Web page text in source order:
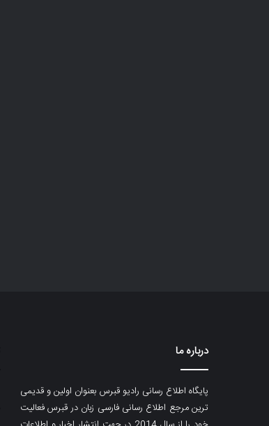
درباره ما
پایگاه اطلاع رسانی رادیو قبرس بعنوان اولین و قدیمی
ترین مرجع اطلاع رسانی فارسی زبان در قبرس فعالیت